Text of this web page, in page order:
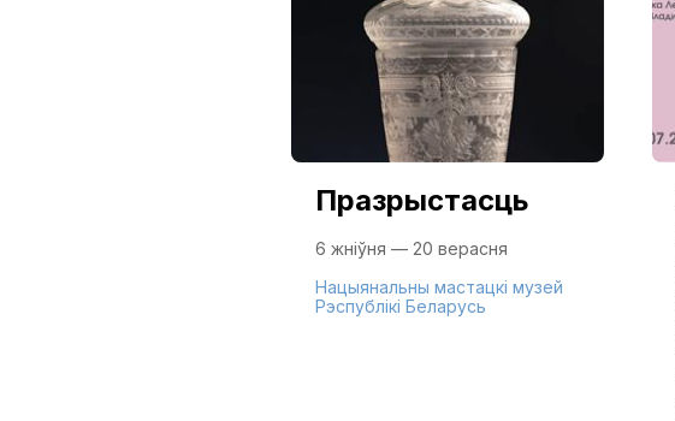
Празрыстасць
6 жніўня — 20 верасня
Нацыянальны мастацкі музей
Рэспублікі Беларусь